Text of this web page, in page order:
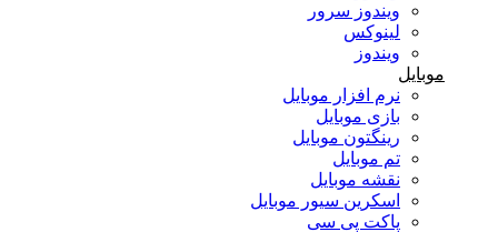
ویندوز سرور
لینوکس
ویندوز
موبایل
نرم افزار موبایل
بازی موبایل
رینگتون موبایل
تم موبایل
نقشه موبایل
اسکرین سیور موبایل
پاکت پی سی